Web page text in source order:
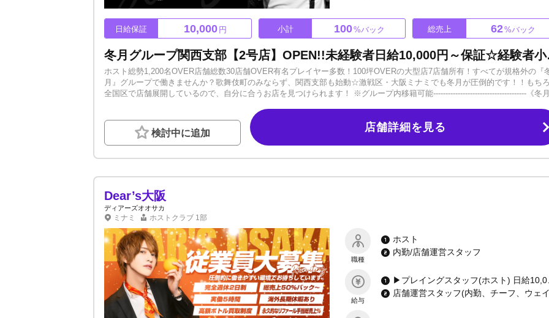
日給保証 10,000 円 小計 100%バック 総売上 62%バック
冬月グループ関西支部
ホスト総勢1,200名OVER店舗総数30店舗OVER有名プレイヤー多数！100坪OVERの大型店7店舗所有！すべてが規格外の『
月』グループで働きませんか？歌舞伎町のみならず、関西支部も始動☆激戦区・大阪ミナミでも冬月が圧倒的です！！もち
全国区で店舗展開しているので、自分に合うお店を見つけられます！ ※グループ内移籍可能--------------------------------------《冬
一のバックアップ◆業界の最先端をいく経営力様々な優良企業との太いパイプを持ち、健全な運営を行っています！当グル
に関わる全ての人が働きやすい環境になるよう日々環境改善に取り組んでいます。--------------------------------------「自分でも大丈
かな...？」入店するにあたって感じる不安は多いでしょう。当グループは8割のホストが未経験で始めています。これまでに多
くの人気プレイヤーを輩出した実績のある冬月なら心配はいりません！圧倒的なブランド力と全店舗へ行う育成制度により、
期間で売上を作れる環境です。✓ ルックスが良いだけがホストではありません！（やる気重視）✓ お酒の飲めないホストも
を実感してみてください。■体入ショートプランあり■1日体験も大歓迎未経験の方、経験者の方どちらも大歓迎です。ご応募
つでもお待ちしております！
検討中に追加 店舗詳細を見る
Dear’s大阪
ディアーズオオサカ
ミナミ ホストクラブ 1部
職種
ホスト
内勤/店舗運営スタッフ
給与
▶プレイングスタ